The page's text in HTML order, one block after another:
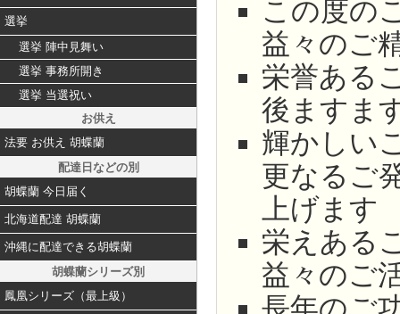
選挙
選挙 陣中見舞い
選挙 事務所開き
選挙 当選祝い
お供え
法要 お供え 胡蝶蘭
配達日などの別
胡蝶蘭 今日届く
北海道配達 胡蝶蘭
沖縄に配達できる胡蝶蘭
胡蝶蘭シリーズ別
鳳凰シリーズ（最上級）
この度の
益々のご
栄誉ある
後ますま
輝かしい
更なるご
上げます
栄えある
益々のご